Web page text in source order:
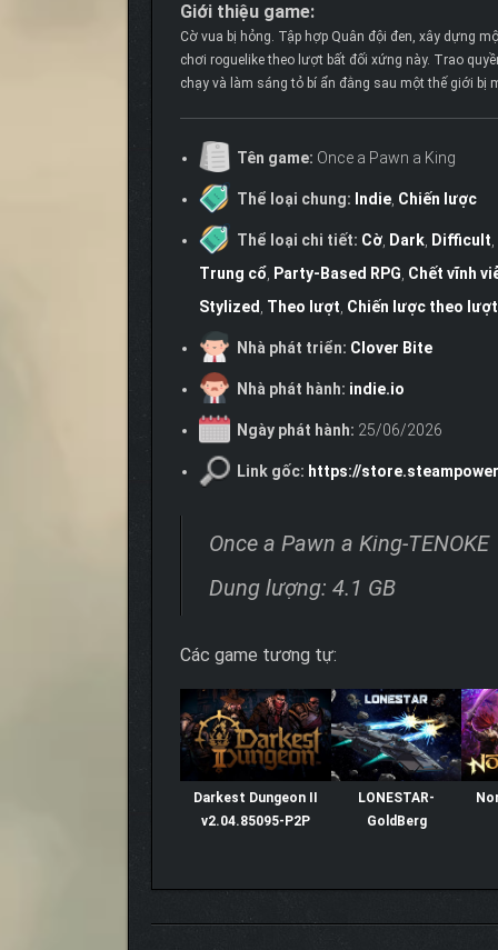
Giới thiệu game:
Cờ vua bị hỏng. Tập hợp Quân đội đen, xây dựng
chơi roguelike theo lượt bất đối xứng này. Trao
chạy và làm sáng tỏ bí ẩn đằng sau một thế giới bị
Tên game: Once a Pawn a King
Thể loại chung: Indie, Chiến lược
Thể loại chi tiết: Cờ, Dark, Difficult,
Trung cổ, Party-Based RPG, Chết vĩnh
Stylized, Theo lượt, Chiến lược theo lượt
Nhà phát triển: Clover Bite
Nhà phát hành: indie.io
Ngày phát hành: 25/06/2026
Link gốc: https://
Once a Pawn a King-TENOKE
Dung lượng: 4.1 GB
Các game tương tự:
Darkest Dungeon II
v2.04.85095-P2P
LONESTAR-
GoldBerg